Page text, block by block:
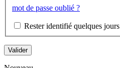
mot de passe oublié ?
Rester identifié quelques jours